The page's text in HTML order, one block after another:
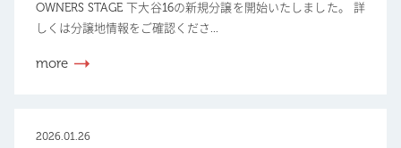
OWNERS STAGE 下大谷16の新規分譲を開始いたしました。 詳
しくは分譲地情報をご確認くださ...
more
2026.01.26